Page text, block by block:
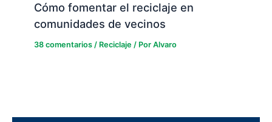
Cómo fomentar el reciclaje en
comunidades de vecinos
38 comentarios / Reciclaje / PorAlvaro